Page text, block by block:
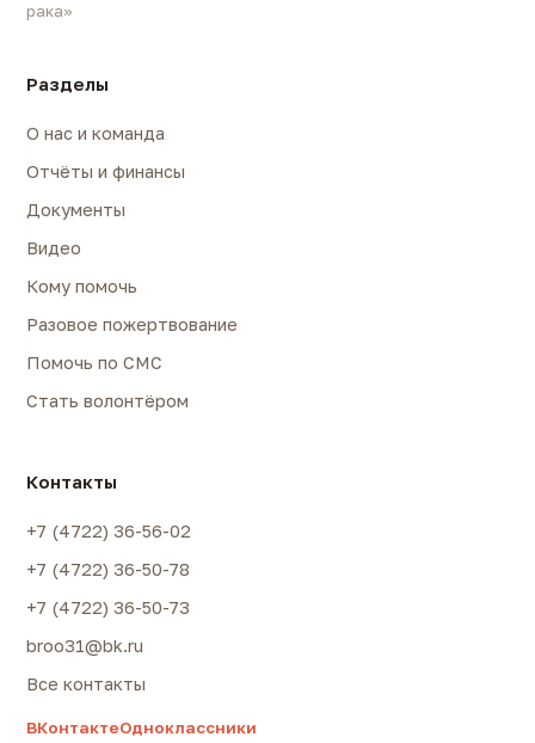
рака»
Разделы
О нас и команда
Отчёты и финансы
Документы
Видео
Кому помочь
Разовое пожертвование
Помочь по СМС
Стать волонтёром
Контакты
+7 (4722) 36-56-02
+7 (4722) 36-50-78
+7 (4722) 36-50-73
broo31@bk.ru
Все контакты
ВКонтактеОдноклассники